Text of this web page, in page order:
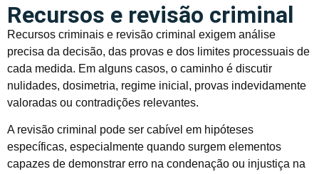
Recursos e revisão criminal
Recursos criminais e revisão criminal exigem análise
precisa da decisão, das provas e dos limites processuais de
cada medida. Em alguns casos, o caminho é discutir
nulidades, dosimetria, regime inicial, provas indevidamente
valoradas ou contradições relevantes.
A revisão criminal pode ser cabível em hipóteses
específicas, especialmente quando surgem elementos
capazes de demonstrar erro na condenação ou injustiça na